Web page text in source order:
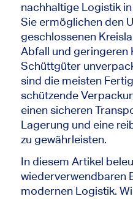
nachhaltige Logistik
Sie ermöglichen den
geschlossenen
Abfall und geringeren
Schüttgüter
sind die meisten
schützende
einen sicheren
Lagerung und eine
zu gewährleisten.
In diesem Artikel
wiederverwendbaren
modernen Logistik.